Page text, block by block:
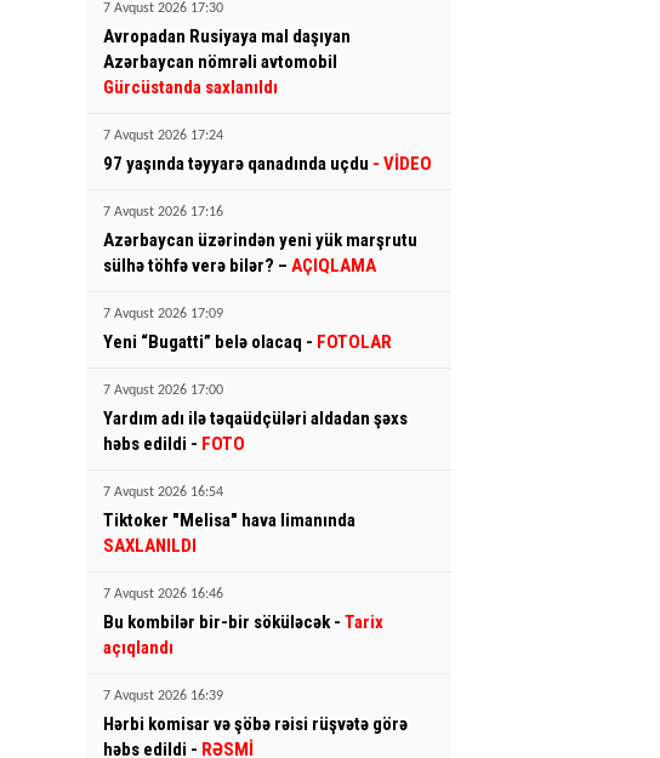
7 Avqust 2026 17:30
Avropadan Rusiyaya mal daşıyan
Azərbaycan nömrəli avtomobil
Gürcüstanda saxlanıldı
7 Avqust 2026 17:24
97 yaşında təyyarə qanadında uçdu - VİDEO
7 Avqust 2026 17:16
Azərbaycan üzərindən yeni yük marşrutu
sülhə töhfə verə bilər? – AÇIQLAMA
7 Avqust 2026 17:09
Yeni “Bugatti” belə olacaq - FOTOLAR
7 Avqust 2026 17:00
Yardım adı ilə təqaüdçüləri aldadan şəxs
həbs edildi - FOTO
7 Avqust 2026 16:54
Tiktoker "Melisa" hava limanında
SAXLANILDI
7 Avqust 2026 16:46
Bu kombilər bir-bir söküləcək - Tarix
açıqlandı
7 Avqust 2026 16:39
Hərbi komisar və şöbə rəisi rüşvətə görə
həbs edildi - RƏSMİ